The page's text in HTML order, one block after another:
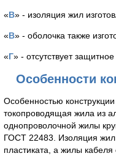
«В» - изоляция жил
«В» - оболочка также
«Г» - отсутствует
Особенности
Особенностью
токопроводящая жила из
однопроволочной жилы
ГОСТ 22483. Изоляция жил
пластиката, а жилы